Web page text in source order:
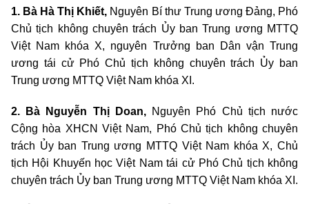
1. Bà Hà Thị Khiết, Nguyên Bí thư Trung ương Đảng, Phó
Chủ tịch không chuyên trách Ủy ban Trung ương MTTQ
Việt Nam khóa X, nguyên Trưởng ban Dân vận Trung
ương tái cử Phó Chủ tịch không chuyên trách Ủy ban
Trung ương MTTQ Việt Nam khóa XI.
2. Bà Nguyễn Thị Doan,Nguyên Phó Chủ tịch nước
Cộng hòa XHCN Việt Nam, Phó Chủ tịch không chuyên
trách Ủy ban Trung ương MTTQ Việt Nam khóa X, Chủ
tịch Hội Khuyến học Việt Nam tái cử Phó Chủ tịch không
chuyên trách Ủy ban Trung ương MTTQ Việt Nam khóa XI.